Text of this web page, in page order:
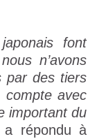
font
n’avons
par des tiers
compte avec
important du
répondu à